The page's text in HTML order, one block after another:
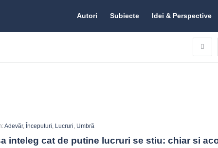
Citate.ro
Autori Subiecte Idei & Perspective
Adevăr, Începuturi, Lucruri, Umbră
inteleg cat de putine lucruri se stiu: chiar si